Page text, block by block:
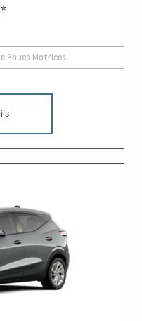
*
Roues Motrices